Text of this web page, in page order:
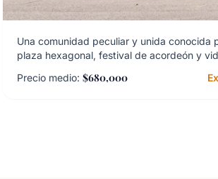
Una comunidad peculiar y unida conocida
plaza hexagonal, festival de acordeón y
Precio medio: $680,000